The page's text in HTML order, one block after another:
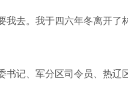
去。我于四六年冬离开了
书记、军分区司令员、热辽